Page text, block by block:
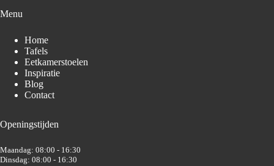
Menu
Home
Tafels
Eetkamerstoelen
Inspiratie
Blog
Contact
Openingstijden
Maandag: 08:00 - 16:30
Dinsdag: 08:00 - 16:30